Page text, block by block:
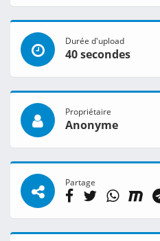
Durée d'upload
40 secondes
Propriétaire
Anonyme
Partage